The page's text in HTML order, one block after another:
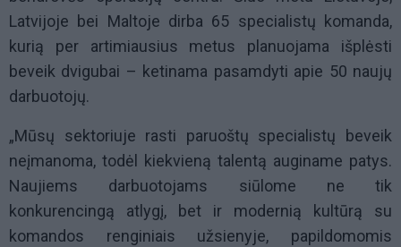
Latvijoje bei Maltoje dirba 65 specialistų komanda,
kurią per artimiausius metus planuojama išplėsti
beveik dvigubai – ketinama pasamdyti apie 50 naujų
darbuotojų.
„Mūsų sektoriuje rasti paruoštų specialistų beveik
neįmanoma, todėl kiekvieną talentą auginame patys.
Naujiems darbuotojams siūlome ne tik
konkurencingą atlygį, bet ir modernią kultūrą su
komandos renginiais užsienyje, papildomomis